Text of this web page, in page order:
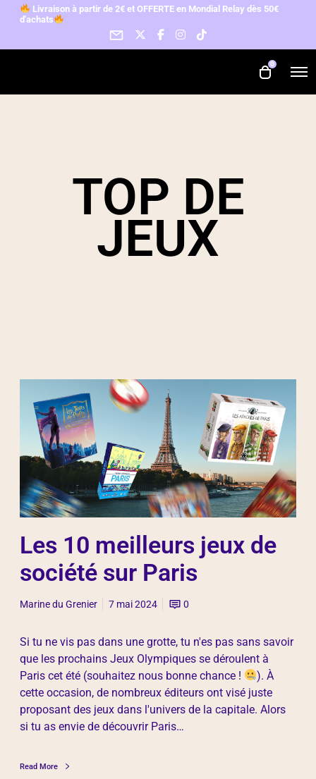
Livraison à partir de 2€ et OFFERTE en Mondial Relay dès 50€
d'achats
0
TOP DE
JEUX
Les 10 meilleurs jeux de
société sur Paris
Marine du Grenier 7 mai 2024 0
Si tu ne vis pas dans une grotte, tu n'es pas sans savoir
que les prochains Jeux Olympiques se déroulent à
Paris cet été (souhaitez nous bonne chance !
). À
cette occasion, de nombreux éditeurs ont visé juste
proposant des jeux dans l'univers de la capitale. Alors
si tu as envie de découvrir Paris…
Read More